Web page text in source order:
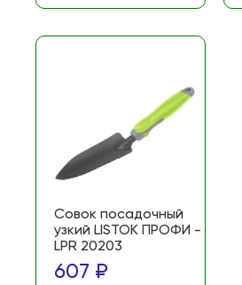
Совок посадочный
узкий LISTOK ПРОФИ -
LPR 20203
607 ₽